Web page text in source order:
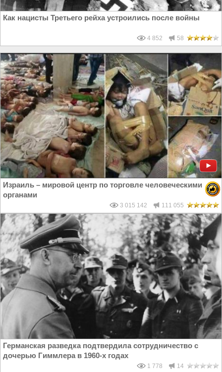
Как нацисты Третьего рейха устроились после войны
4 852 58
Израиль – мировой центр по торговле человеческими
органами
3 015 142 111 055
Германская разведка подтвердила сотрудничество с
дочерью Гиммлера в 1960-х годах
1 778 14